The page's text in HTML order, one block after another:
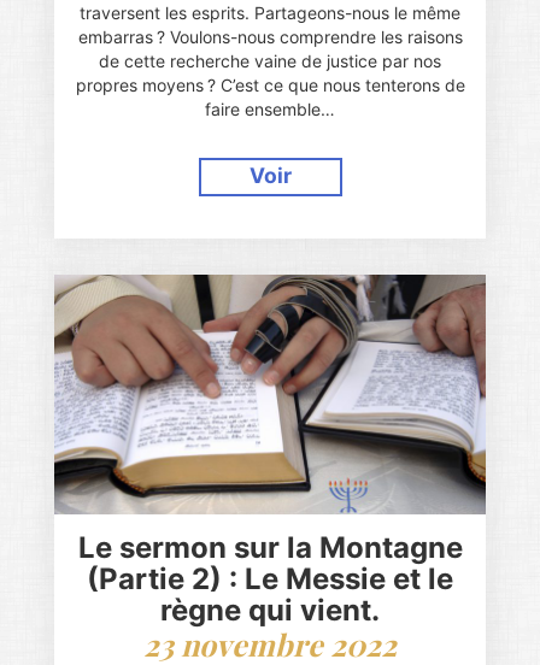
traversent les esprits. Partageons-nous le même
embarras ? Voulons-nous comprendre les raisons
de cette recherche vaine de justice par nos
propres moyens ? C’est ce que nous tenterons de
faire ensemble…
Voir
Le sermon sur la Montagne
(Partie 2) : Le Messie et le
règne qui vient.
23 novembre 2022